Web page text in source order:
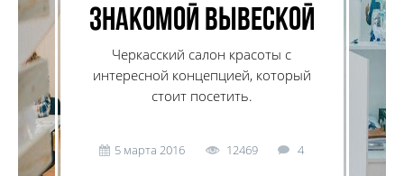
знакомой вывеской
Черкасский салон красоты с
интересной концепцией, который
стоит посетить.
5 марта 2016 12469 4